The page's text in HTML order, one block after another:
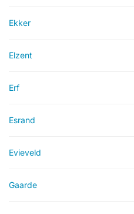
Ekker
Elzent
Erf
Esrand
Evieveld
Gaarde